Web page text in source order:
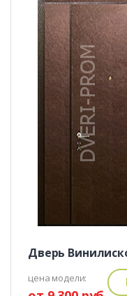
Дверь
цена модели: